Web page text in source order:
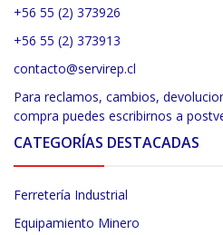
+56 55 (2) 373926
+56 55 (2) 373913
contacto@servirep.cl
Para reclamos, cambios,
compra puedes escribirnos a
CATEGORÍAS DESTACADAS
Ferretería Industrial
Equipamiento Minero